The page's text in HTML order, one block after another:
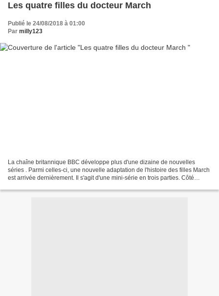
Les quatre filles du docteur March
Publié le 24/08/2018 à 01:00
Par milly123
La chaîne britannique BBC développe plus d'une dizaine de nouvelles
séries . Parmi celles-ci, une nouvelle adaptation de l'histoire des filles March
est arrivée dernièrement. Il s'agit d'une mini-série en trois parties. Côté